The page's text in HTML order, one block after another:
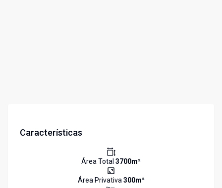
Características
Área Total 3700m²
Área Privativa300m²